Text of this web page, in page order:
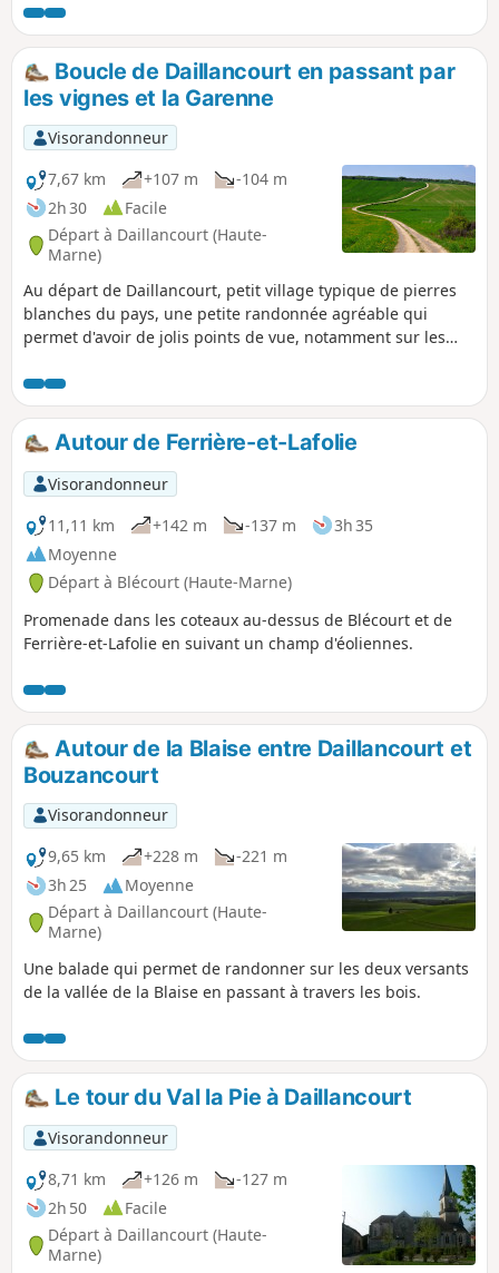
traversés sont chargés d'histoire et l'on suit pendant un
moment les pas de Jeanne d'Arc.
Boucle de Daillancourt en passant par
les vignes et la Garenne
Visorandonneur
7,67 km
+107 m
-104 m
2h 30
Facile
Départ à Daillancourt (Haute-
Marne)
Au départ de Daillancourt, petit village typique de pierres
blanches du pays, une petite randonnée agréable qui
permet d'avoir de jolis points de vue, notamment sur les
Autour de Ferrière-et-Lafolie
Visorandonneur
11,11 km
+142 m -137 m
3h 35
Moyenne
Départ à Blécourt (Haute-Marne)
Promenade dans les coteaux au-dessus de Blécourt et de
Ferrière-et-Lafolie en suivant un champ d'éoliennes.
Autour de la Blaise entre Daillancourt et
Bouzancourt
Visorandonneur
9,65 km
+228 m
-221 m
3h 25
Moyenne
Départ à Daillancourt (Haute-
Marne)
Une balade qui permet de randonner sur les deux versants
de la vallée de la Blaise en passant à travers les bois.
Le tour du Val la Pie à Daillancourt
Visorandonneur
8,71 km
+126 m
-127 m
2h 50
Facile
Départ à Daillancourt (Haute-
Marne)